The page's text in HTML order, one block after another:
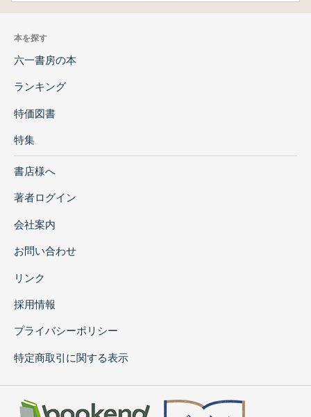
本を探す
六一書房の本
ランキング
特価図書
特集
書店様へ
著者ログイン
会社案内
お問い合わせ
リンク
採用情報
プライバシーポリシー
特定商取引に関する表示